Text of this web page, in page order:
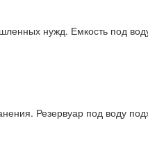
нужд. Емкость под
Резервуар под воду